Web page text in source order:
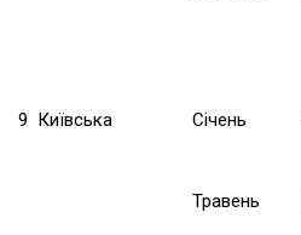
9 Київська Січень
Травень